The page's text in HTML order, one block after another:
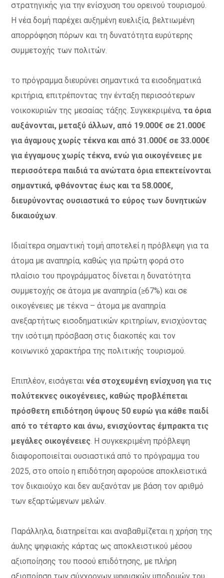
στρατηγικής για την ενίσχυση του ορεινού τουρισμού.
Η νέα δομή παρέχει αυξημένη ευελιξία, βελτιωμένη
απορρόφηση πόρων και τη δυνατότητα ευρύτερης
συμμετοχής των πολιτών.
το πρόγραμμα διευρύνει σημαντικά τα εισοδηματικά
κριτήρια, επιτρέποντας την ένταξη περισσότερων
νοικοκυριών της μεσαίας τάξης. Συγκεκριμένα,τα όρια
αυξάνονται, μεταξύ άλλων, από 19.000€ σε 21.000€
για άγαμους χωρίς τέκνα και από 31.000€ σε 33.000€
για έγγαμους χωρίς τέκνα, ενώ για οικογένειες με
περισσότερα παιδιά τα ανώτατα όρια επεκτείνονται
σημαντικά, φθάνοντας έως και τα 58.000€,
διευρύνοντας ουσιαστικά το εύρος των δυνητικών
δικαιούχων.
Ιδιαίτερα σημαντική τομή αποτελεί η πρόβλεψη για τα
άτομα με αναπηρία, καθώς για πρώτη φορά στο
πλαίσιο του προγράμματος δίνεται η δυνατότητα
συμμετοχής σε άτομα με αναπηρία (≥67%) και σε
οικογένειες με τέκνα – άτομα με αναπηρία
ανεξαρτήτως εισοδηματικών κριτηρίων, ενισχύοντας
την ισότιμη πρόσβαση στις διακοπές και τον
κοινωνικό χαρακτήρα της πολιτικής τουρισμού.
Επιπλέον, εισάγεταινέα στοχευμένη ενίσχυση για τις
πολύτεκνες οικογένειες, καθώς προβλέπεται
πρόσθετη επιδότηση ύψους 50 ευρώ για κάθε παιδί
από το τέταρτο και άνω, ενισχύοντας έμπρακτα τις
μεγάλες οικογένειες. Η συγκεκριμένη πρόβλεψη
διαφοροποιείται ουσιαστικά από το πρόγραμμα του
2025, στο οποίο η επιδότηση αφορούσε αποκλειστικά
τον δικαιούχο και δεν αυξανόταν με βάση τον αριθμό
των εξαρτώμενων μελών.
Παράλληλα, διατηρείται και αναβαθμίζεται η χρήση της
άυλης ψηφιακής κάρτας ως αποκλειστικού μέσου
αξιοποίησης του ποσού επιδότησης, με πλήρη